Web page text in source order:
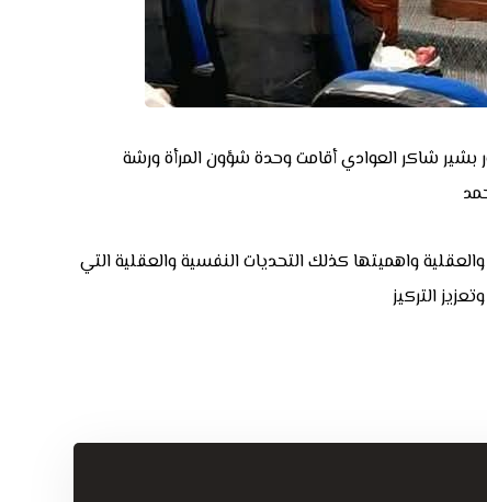
بشير شاكر العوادي أقامت وحدة شؤون المرأة ورشة
واهميتها كذلك التحديات النفسية والعقلية التي
التركيز